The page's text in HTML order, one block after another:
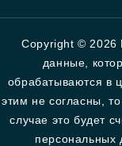
Copyright ©
данные,
обрабатываются в
этим не согласны,
случае это будет
персональных